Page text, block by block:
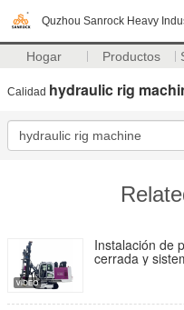
Quzhou Sanrock Heavy
Hogar Productos
Calidad hydraulic rig
Instalación de
cerrada y